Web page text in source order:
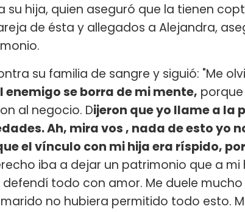
hija, quien aseguró que la tienen
de ésta y allegados a Alejandra,
su familia de sangre y siguió: "Me
enemigo se borra de mi mente,
al negocio. Dijeron que yo llame a la
Ah, mira vos , nada de esto yo
el vínculo con mi hija era ríspido,
iba a dejar un patrimonio que a mi
todo con amor. Me duele
no hubiera permitido todo esto.